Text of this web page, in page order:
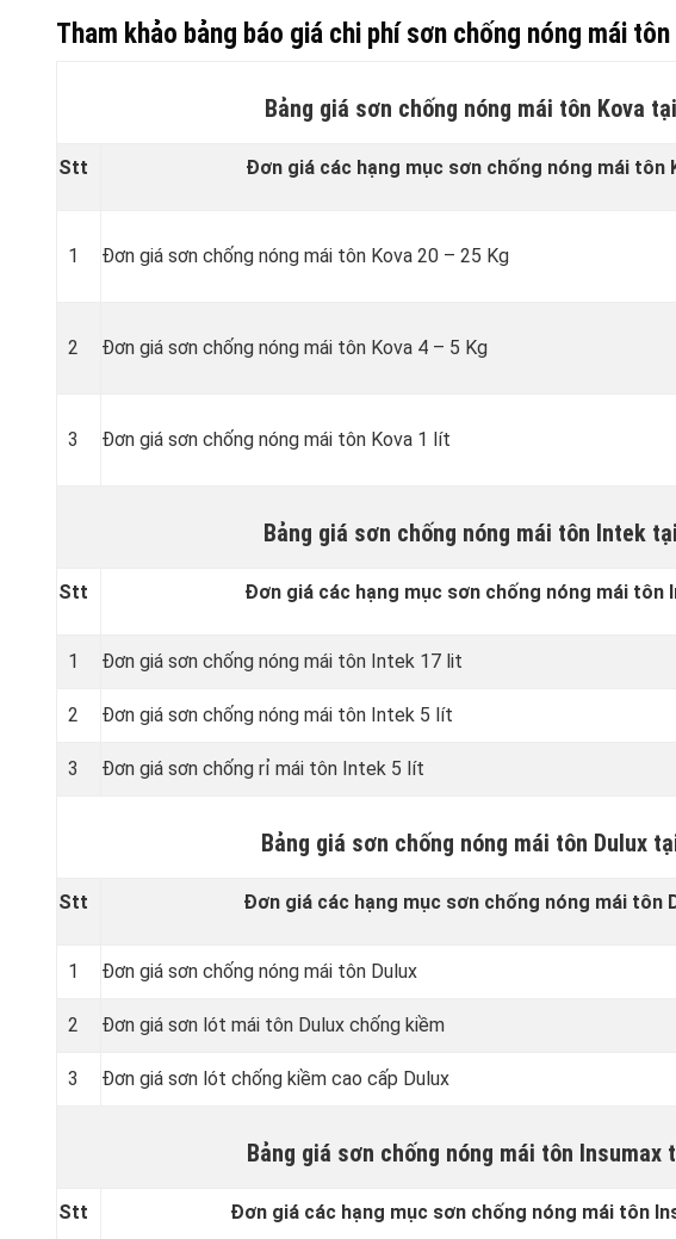
Tham khảo bảng báo giá chi phí sơn chống nóng mái
Bảng giá sơn chống nóng mái tôn Kova
Stt Đơn giá các hạng mục sơn chống nóng mái tôn
1 Đơn giá sơn chống nóng mái tôn Kova 20 – 25 Kg
2 Đơn giá sơn chống nóng mái tôn Kova 4 – 5 Kg
3 Đơn giá sơn chống nóng mái tôn Kova 1 lít
Bảng giá sơn chống nóng mái tôn Intek
Stt Đơn giá các hạng mục sơn chống nóng mái tôn
1 Đơn giá sơn chống nóng mái tôn Intek 17 lit
2 Đơn giá sơn chống nóng mái tôn Intek 5 lít
3 Đơn giá sơn chống rỉ mái tôn Intek 5 lít
Bảng giá sơn chống nóng mái tôn Dulux
Stt Đơn giá các hạng mục sơn chống nóng mái tôn
1 Đơn giá sơn chống nóng mái tôn Dulux
2 Đơn giá sơn lót mái tôn Dulux chống kiềm
3 Đơn giá sơn lót chống kiềm cao cấp Dulux
Bảng giá sơn chống nóng mái tôn Insumax
Stt Đơn giá các hạng mục sơn chống nóng mái tôn